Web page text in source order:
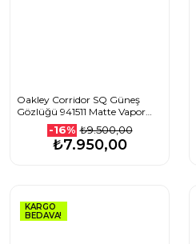
Oakley Corridor SQ Güneş
Gözlüğü 941511 Matte Vapor
Prizm Black
-16% ₺9.500,00
₺7.950,00
KARGO
BEDAVA!